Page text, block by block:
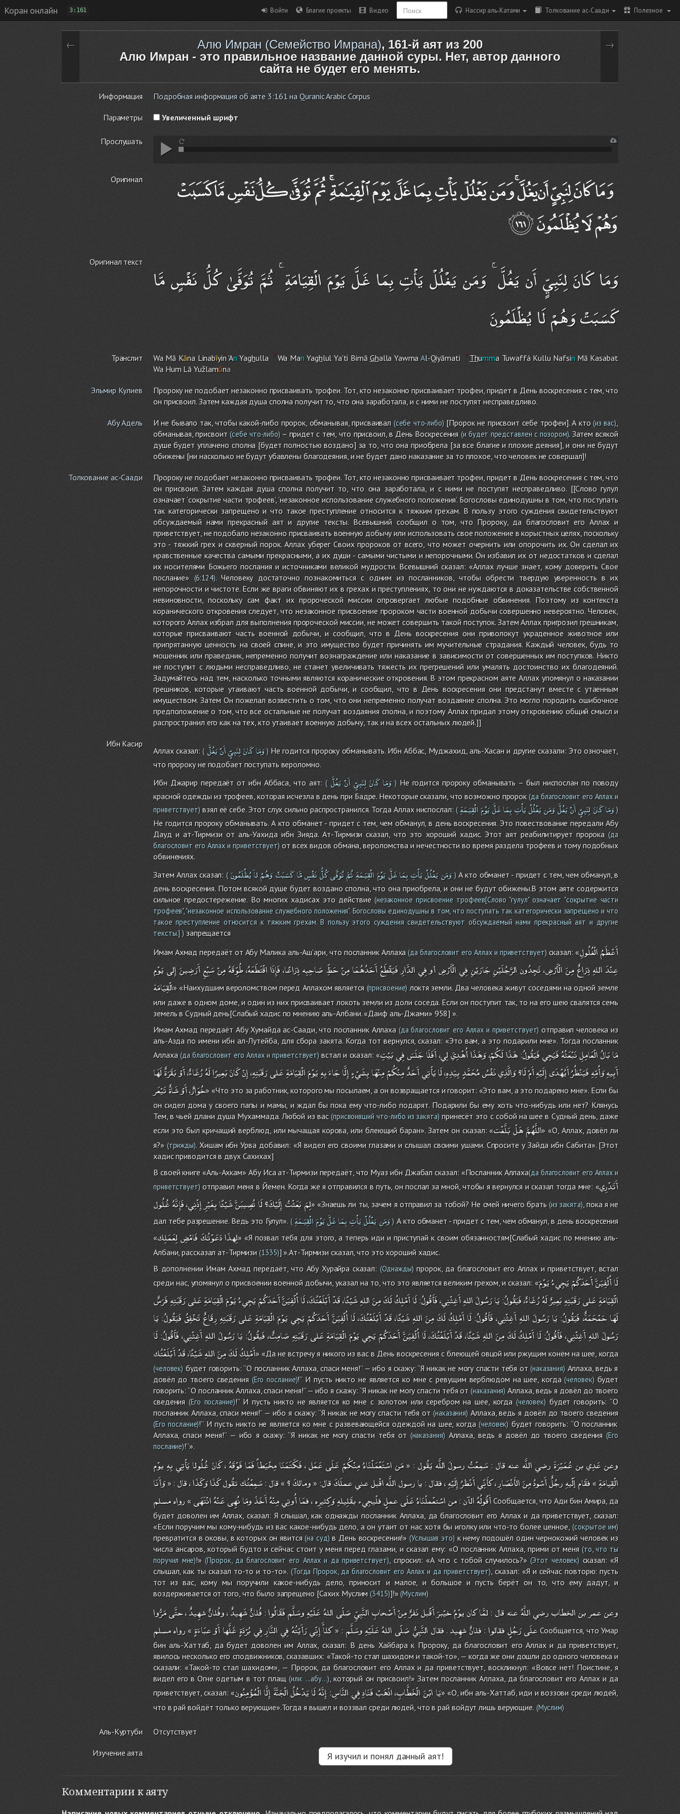
Коран онлайн 3:161 Войти Благие проекты Видео Нассир аль-Катами Толкование ас-Саади Полезное
← Алю Имран (Семейство Имрана), 161-й аят из 200
Алю Имран - это правильное название данной суры. Нет, автор данного
сайта не будет его менять.
→
Информация Подробная информация об аяте 3:161 на Quranic Arabic Corpus
Параметры Увеличенный шрифт
Прослушать
Оригинал
Оригинал текст
وَمَا كَانَ لِنَبِيٍّ أَن يَغُلَّ ۚ وَمَن يَغْلُلْ يَأْتِ بِمَا غَلَّ يَوْمَ الْقِيَامَةِ ۚ ثُمَّ تُوَفَّىٰ كُلُّ نَفْسٍ مَّا
كَسَبَتْ وَهُمْ لَا يُظْلَمُونَ
Транслит Wa Mā Kāna Linabīyin 'An Yaghulla Wa ManYaghlul Ya'ti Bimā Ghalla Yawma Al-Qiyāmati Thumma Tuwaffá Kullu NafsinMā Kasabat
Wa HumLā Yužlamūna
Эльмир Кулиев
Пророку не подобает незаконно присваивать трофеи. Тот, кто незаконно присваивает трофеи, придет в День воскресения с тем, что
он присвоил. Затем каждая душа сполна получит то, что она заработала, и с ними не поступят несправедливо.
Абу Адель И не бывало так, чтобы какой-либо пророк, обманывая, присваивал (себе что-либо)[Пророк не присвоит себе трофеи]. А кто(из вас)
обманывая, присвоит(себе что-либо)– придет с тем, что присвоил, в День Воскресения (и будет представлен с позором). Затем всякой
душе будет уплачено сполна [будет полностью воздано] за то, что она приобрела [за все благие и плохие деяния], и они не будут
обижены [ни насколько не будут убавлены благодеяния, и не будет дано наказание за то плохое, что человек не совершал]!
Толкование ас-Саади
Пророку не подобает незаконно присваивать трофеи. Тот, кто незаконно присваивает трофеи, придет в День воскресения с тем, что
он присвоил. Затем каждая душа сполна получит то, что она заработала, и с ними не поступят несправедливо. [[Слово гулул
означает ‘сокрытие части трофеев’, ‘незаконное использование служебного положения’. Богословы единодушны в том, что поступать
так категорически запрещено и что такое преступление относится к тяжким грехам. В пользу этого суждения свидетельствуют
обсуждаемый нами прекрасный аят и другие тексты. Всевышний сообщил о том, что Пророку, да благословит его Аллах и
приветствует, не подобало незаконно присваивать военную добычу или использовать свое положение в корыстных целях, поскольку
это - тяжкий грех и скверный порок. Аллах уберег Своих пророков от всего, что может очернить или опорочить их. Он сделал их
нравственные качества самыми прекрасными, а их души - самыми чистыми и непорочными. Он избавил их от недостатков и сделал
их носителями Божьего послания и источниками великой мудрости. Всевышний сказал: «Аллах лучше знает, кому доверить Свое
послание» (6:124). Человеку достаточно познакомиться с одним из посланников, чтобы обрести твердую уверенность в их
непорочности и чистоте. Если же враги обвиняют их в грехах и преступлениях, то они не нуждаются в доказательстве собственной
невиновности, поскольку сам факт их пророческой миссии опровергает любые подобные обвинения. Поэтому из контекста
коранического откровения следует, что незаконное присвоение пророком части военной добычи совершенно невероятно. Человек,
которого Аллах избрал для выполнения пророческой миссии, не может совершить такой поступок. Затем Аллах пригрозил грешникам,
которые присваивают часть военной добычи, и сообщил, что в День воскресения они приволокут украденное животное или
припрятанную ценность на своей спине, и это имущество будет причинять им мучительные страдания. Каждый человек, будь то
мошенник или праведник, непременно получит вознаграждение или наказание в зависимости от совершенных им поступков. Никто
не поступит с людьми несправедливо, не станет увеличивать тяжесть их прегрешений или умалять достоинство их благодеяний.
Задумайтесь над тем, насколько точными являются коранические откровения. В этом прекрасном аяте Аллах упомянул о наказании
грешников, которые утаивают часть военной добычи, и сообщил, что в День воскресения они предстанут вместе с утаенным
имуществом. Затем Он пожелал возвестить о том, что они непременно получат воздаяние сполна. Это могло породить ошибочное
предположение о том, что все остальные не получат воздаяния сполна, и поэтому Аллах придал этому откровению общий смысл и
распространил его как на тех, кто утаивает военную добычу, так и на всех остальных людей.]]
Ибн Касир
Аллах сказал: ( وَمَاكَانَلِنَبِىٍّأَنْيَغُلَّ )Не годится пророку обманывать. Ибн Аббас, Муджахид, аль-Хасан и другие сказали: Это озночает,
что пророку не подобает поступать вероломно.
Ибн Джарир передаёт от ибн Аббаса, что аят: ( وَمَا كَانَلِنَبِىٍّأَنْيَغُلَّ )Не годится пророку обманывать – был ниспослан по поводу
красной одежды из трофеев, которая исчезла в день при Бадре. Некоторые сказали, что возможно пророк (да благословит его Аллах и
приветствует)взял её себе. Этот слух сильно распространился. Тогда Аллах ниспослал:( وَمَاكَانَلِنَبِىٍّأَنْيَغُلَّوَمَنيَغْلُلْيَأْتِبِمَاغَلَّيَوْمَالْقِيَـمَةِ )
Не годится пророку обманывать. А кто обманет - придет с тем, чем обманул, в день воскресения. Это повествование передали Абу
Дауд и ат-Тирмизи от аль-Уахида ибн Зияда. Ат-Тирмизи сказал, что это хороший хадис. Этот аят реабилитирует пророка (да
благословит его Аллах и приветствует)от всех видов обмана, вероломства и нечестности во время раздела трофеев и тому подобных
обвинениях.
Затем Аллах сказал: ( وَمَنيَغْلُلْيَأْتِبِمَاغَلَّيَوْمَالْقِيَـمَةِثُمَّتُوَفَّىكُلُّنَفْسٍمَّاكَسَبَتْوَهُمْلاَيُظْلَمُونَ )А кто обманет - придет с тем, чем обманул, в
день воскресения. Потом всякой душе будет воздано сполна, что она приобрела, и они не будут обижены.В этом аяте содержится
сильное предостережение. Во многих хадисах это действие(незаконное присвоение трофеев[Слово "гулул" означает "сокрытие части
трофеев", "незаконное использование служебного положения". Богословы единодушны в том, что поступать так категорически запрещено и что
такое преступление относится к тяжким грехам. В пользу этого суждения свидетельствуют обсуждаемый нами прекрасный аят и другие
тексты.] ) запрещается
Имам Ахмад передаёт от Абу Малика аль-Аш’ари, что посланник Аллаха (да благословит его Аллах и приветствует)сказал: « أَعْظَمُالْغُلُولِ
عِنْدَاللهِذِرَاعٌمِنَالْأَرْضِ،تَجِدُونالرَّجُلَيْنِجَارَيْنِفِيالْأَرْضِأوفِيالدَّارِفَيَقْطَعُأَحَدُهُمَامِنْحَظِّصَاحِبِهذِرَاعًا،فَإِذَااقْتَطَعَهُ،طُوِّقَهُمِنْسَبْعِأَرَضِينَإِلىيَوْمِ
الْقِيَامَة» «Наихудшим вероломством перед Аллахом является (присвоение) локтя земли. Два человека живут соседями на одной земле
или даже в одном доме, и один из них присваивает локоть земли из доли соседа. Если он поступит так, то на его шею свалятся семь
земель в Судный день[Слабый хадис по мнению аль-Албани. «Даиф аль-Джами» 958] ».
Имам Ахмад передаёт Абу Хумайда ас-Саади, что посланник Аллаха (да благословит его Аллах и приветствует) отправил человека из
аль-Азда по имени ибн ал-Лутейба, для сбора закята. Когда тот вернулся, сказал: «Это вам, а это подарили мне». Тогда посланник
Аллаха(да благословит его Аллах и приветствует) встал и сказал: « مَابَالُالْعَامِلِنَبْعَثُهُفَيَجِيفَيَقُولُ:هَذَالَكُمْ،وَهَذَاأُهْدِيَلِي،أَفَلَاجَلَسَفِيبَيْتِ
أَبِيهِوَأُمِّهِفَيَنْظُرُأَيُهْدَىإِلَيْهِأَمْلَا؟وَالَّذِينَفْسُمُحَمَّدٍبِيَدِهِ،لَايَأْتِيأَحَدٌمِنْكُمْمِنْهَابِشَيْءٍإِلَّاجَاءَبِهِيَوْمَالْقِيَامَةِعَلىرَقَبَتِهِ،إِنْكَانَبَعِيرًالَهُرُغَاءٌ،أَوْبَقَرَةٌلَهَا
خُوَارٌ،أَوْشَاةٌتَيْعَر
» «Что это за работник, которого мы посылаем, а он возвращается и говорит: «Это вам, а это подарено мне». Если бы
он сидел дома у своего папы и мамы, и ждал бы пока ему что-либо подарят. Подарили бы ему хоть что-нибудь или нет? Клянусь
Тем, в чьей длани душа Мухаммада. Любой из вас(присвоивший что-либо из закята)принесёт это с собой на шее в Судный день, даже
если это был кричащий верблюд, или мычащая корова, или блеющий баран». Затем он сказал: «
اللَّهُمَّهَلْبَلَّغْت
» «О, Аллах, довёл ли
я?»(трижды). Хишам ибн Урва добавил: «Я видел его своими глазами и слышал своими ушами. Спросите у Зайда ибн Сабита». [Этот
хадис приводится в двух Сахихах]
В своей книге «Аль-Ахкам» Абу Иса ат-Тирмизи передаёт, что Муаз ибн Джабал сказал: «Посланник Аллаха(да благословит его Аллах и
приветствует)отправил меня в Йемен. Когда же я отправился в путь, он послал за мной, чтобы я вернулся и сказал тогда мне: «أَتَدْرِي
لِمَبَعَثْتُإِلَيْكَ؟لَاتُصِيبَنَّشَيْئًابِغَيْرِإِذْنِي،فَإِنَّهُغُلُول » «Знаешь ли ты, зачем я отправил за тобой? Не смей ничего брать(из закята), пока я не
дал тебе разрешение. Ведь это Гулул». ( وَمَنيَغْلُلْيَأْتِبِمَاغَلَّيَوْمَالْقِيَـمَةِ ) А кто обманет - придет с тем, чем обманул, в день воскресения
«
لِهذَادَعَوْتُكَفَامْضِلِعَمَلِك
» «Я позвал тебя для этого, а теперь иди и приступай к своим обязанностям[Слабый хадис по мнению аль-
Албани, рассказал ат-Тирмизи (1335)] ».Ат-Тирмизи сказал, что это хороший хадис.
В дополнении Имам Ахмад передаёт, что Абу Хурайра сказал: (Однажды)пророк, да благословит его Аллах и приветствует, встал
среди нас, упомянул о присвоении военной добычи, указал на то, что это является великим грехом, и сказал: «
لَاأُلْفِيَنَّأَحَدَكُمْيَجِيءُيَوْمَ
الْقِيَامَةِعَلىرَقَبَتِهِبَعِيرٌلَهُرُغَاءٌ،فَيَقُولُ:يَارَسُولَاللهِأَغِثْنِي،فَأَقُولُ:لَاأَمْلِكُلَكَمِنَاللهِشَيْئًا،قَدْأَبْلَغْتُكَ،لَاأُلْفِيَنَّأَحَدَكُمْيَجِيءُيَوْمَالْقِيَامَةِعَلىرَقَبَتِهِفَرَسٌ
لَهَاحَمْحَمَةٌ،فَيَقُولُ:يَارَسُولَاللهِأَغِثْنِي،فَأَقُولُ: لَاأَمْلِكُلَكَمِنَاللهِشَيْئًا،قَدْأَبْلَغْتُكَ،لَاأُلْفِيَنَّأَحَدَكُمْيَجِييَوْمَالْقِيَامَةِعَلىرَقَبَتِهِرِقَاعٌتَخْفِقُفَيَقُولُ:يَا
رَسُولَاللهِأَغِثْنِي،فَأَقُولُ:لَاأَمْلِكُلَكَمِنَاللهِشَيْئًا،قَدْأَبْلَغْتُكَ،لَاأُلْفِيَنَّأَحَدَكُمْيَجِييَوْمَالْقِيَامَةِعَلىرَقَبَتِهِصَامِتٌ،فَيقُولُ: يَارَسُولَاللهِأَغِثْنِي،فَأَقُولُ:لَا
أَمْلِكُلَكَمِنَاللهِشَيْئًا،قَدْأَبْلَغْتُك » «Да не встречу я никого из вас в День воскресения с блеющей овцой или ржущим конём на шее, когда
(человек) будет говорить: “О посланник Аллаха, спаси меня!” — ибо я скажу: “Я никак не могу спасти тебя от(наказания) Аллаха, ведь я
довёл до твоего сведения(Его послание)!” И пусть никто не является ко мне с ревущим верблюдом на шее, когда(человек)будет
говорить: “О посланник Аллаха, спаси меня!” — ибо я скажу: “Я никак не могу спасти тебя от (наказания) Аллаха, ведь я довёл до твоего
сведения (Его послание)!” И пусть никто не является ко мне с золотом или серебром на шее, когда (человек)будет говорить: “О
посланник Аллаха, спаси меня!” — ибо я скажу: “Я никак не могу спасти тебя от (наказания) Аллаха, ведь я довёл до твоего сведения
(Его послание)!” И пусть никто не является ко мне с развевающейся одеждой на шее, когда(человек) будет говорить: “О посланник
Аллаха, спаси меня!” — ибо я скажу: “Я никак не могу спасти тебя от(наказания)Аллаха, ведь я довёл до твоего сведения (Его
послание)!”».
وعنعَدِيبنعُمَيْرَةَرضياللَّهعنهقال :سَمِعْتُرسولَاللَّهيَقُول : «مَناسْتَعْمَلْنَاهُمِنْكُمْعَلَىعَمَل،فَكَتَمَنَامِخْيَطاًفَمَافَوْقَهُ،كَانَغُلُولايَأْتِيبِهِيوْم
الْقِيامَةِ » فقَامإَلْيهِرجُلٌأَسْودُمِنَالأَنْصَارِ،كأَنِّيأَنْظرُإِلَيْهِ،فقال : يارسولاللَّهاقْبلعنيعملَكَقال: « ومالكَ؟ »قال :سَمِعْتُكتقُولكَذَاوَكَذَا،قال : «وَأَنَا
أَقُولُهُالآن :مناسْتعْملْنَاهُعَلَىعملٍفلْيجِيءبقَلِيلهِوَكِثيرِه،فمَاأُوتِيمِنْهُأَخَذَومَانُهِِىعَنْهُانْتَهَى » رواهمسلم
Сообщается, что Ади бин Амира, да
будет доволен им Аллах, сказал: Я слышал, как однажды посланник Аллаха, да благословит его Аллах и да приветствует, сказал:
«Если поручим мы кому-нибудь из вас какое-нибудь дело, а он утаит от нас хотя бы иголку или что-то более ценное, (сокрытое им)
превратится в оковы, в которых он явится(на суд)в День воскресения!» (Услышав это)к нему подошёл один чернокожий человек из
числа ансаров, который будто и сейчас стоит у меня перед глазами, и сказал ему: «О посланник Аллаха, прими от меня(то, что ты
поручил мне)!» (Пророк, да благословит его Аллах и да приветствует), спросил: «А что с тобой случилось?»(Этот человек) сказал: «Я
слышал, как ты сказал то-то и то-то». (Тогда Пророк, да благословит его Аллах и да приветствует) , сказал: «Я и сейчас повторю: пусть
тот из вас, кому мы поручили какое-нибудь дело, приносит и малое, и большое и пусть берёт он то, что ему дадут, и
воздерживается от того, что было запрещено [Сахих Муслим (3415)]!»(Муслим)
وعنعمربنالخطابرضياللَّهُعنهقال : لمَّاكانيوْمُخيْبرَأَقْبلنَفرٌمِنْأَصْحابِالنَّبِيِّصَلّىاللهُعَلَيْهِوسَلَّمفَقَالُوا:فُلانٌشَهِيدٌ،وفُلانٌشهِيدٌ،حتَّىمَرُّوا
علَىرَجُلٍفقالوا :فلانٌشهِيد .فقالالنَّبِيُّصَلّىاللهُعَلَيْهِوسَلَّم : «كلاَّإِنِّيرَأَيْتُهُفِيالنَّارِفِيبُرْدَةٍغَلَّهاأَوْعبَاءَةٍ »رواهمسلم
Сообщается, что Умар
бин аль-Хаттаб, да будет доволен им Аллах, сказал: В день Хайбара к Пророку, да благословит его Аллах и да приветствует,
явилось несколько его сподвижников, сказавших: «Такой-то стал шахидом и такой-то», — когда же они дошли до одного человека и
сказали: «Такой-то стал шахидом», — Пророк, да благословит его Аллах и да приветствует, воскликнул: «Вовсе нет! Поистине, я
видел его в Огне одетым в тот плащ (или: ...абу...), который он присвоил!» Затем посланник Аллаха, да благословит его Аллах и да
приветствует, сказал: «
يَاابْنَالْخَطَّابِ،اذْهَبْفَنَادِفِيالنَّاسِ: إِنَّهُلَايَدْخُلُالْجَنَّةَإِلَّاالْمُؤْمِنُون
» «О, ибн аль-Хаттаб, иди и воззови среди людей,
что в рай войдёт только верующие».Тогда я вышел и воззвал среди людей, что в рай войдут лишь верующие. (Муслим)
Аль-Куртуби Отсутствует
Изучение аята Я изучил и понял данный аят!
Комментарии к аяту